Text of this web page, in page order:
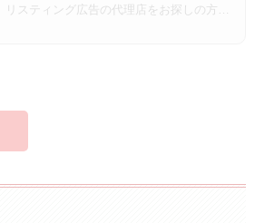
スティング広告の代理店をお探しの方は